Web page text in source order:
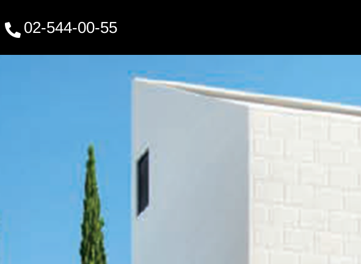
02-544-00-55